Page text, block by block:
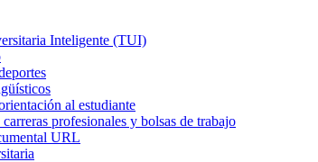
Inteligente (TUI)
al estudiante
profesionales y bolsas de trabajo
URL